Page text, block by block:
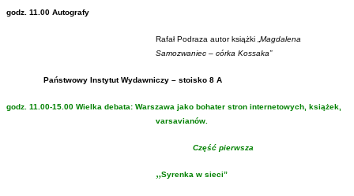
godz. 11.00 Autografy
Rafał Podraza autor książki „Magdalena
Samozwaniec – córka Kossaka”
Państwowy Instytut Wydawniczy – stoisko 8 A
godz. 11.00-15.00 Wielka debata: Warszawa jako bohater stron internetowych, książek,
varsavianów.
Część pierwsza
„Syrenka w sieci”